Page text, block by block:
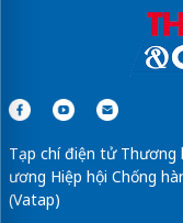
Tạp chí điện tử Thương
ương Hiệp hội Chống
(Vatap)